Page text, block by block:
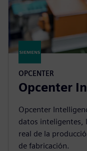
OPCENTER
Opcenter
Opcenter
datos inteligentes,
real de la
de fabricación.